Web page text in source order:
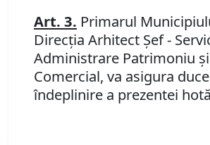
Art. 3. Primarul
Direcţia Arhitect Şef -
Administrare Patrimoniu
Comercial, va asigura
îndeplinire a prezentei